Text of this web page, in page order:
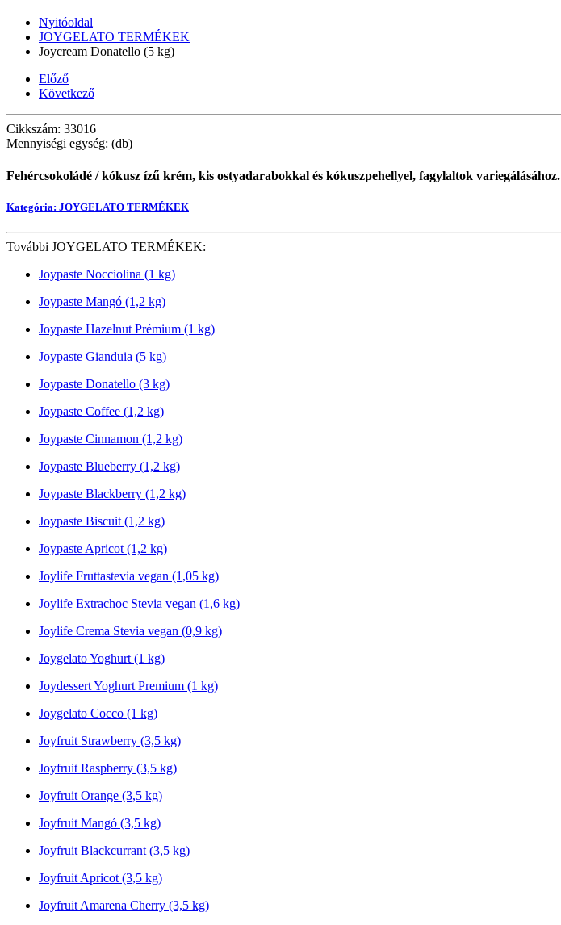
Nyitóoldal
JOYGELATO TERMÉKEK
Joycream Donatello (5 kg)
Előző
Következő
Cikkszám: 33016
Mennyiségi egység: (db)
Fehércsokoládé / kókusz ízű krém, kis ostyadarabokkal és kókuszpehellyel, fagylaltok variegálásához.
Kategória: JOYGELATO TERMÉKEK
További JOYGELATO TERMÉKEK:
Joypaste Nocciolina (1 kg)
Joypaste Mangó (1,2 kg)
Joypaste Hazelnut Prémium (1 kg)
Joypaste Gianduia (5 kg)
Joypaste Donatello (3 kg)
Joypaste Coffee (1,2 kg)
Joypaste Cinnamon (1,2 kg)
Joypaste Blueberry (1,2 kg)
Joypaste Blackberry (1,2 kg)
Joypaste Biscuit (1,2 kg)
Joypaste Apricot (1,2 kg)
Joylife Fruttastevia vegan (1,05 kg)
Joylife Extrachoc Stevia vegan (1,6 kg)
Joylife Crema Stevia vegan (0,9 kg)
Joygelato Yoghurt (1 kg)
Joydessert Yoghurt Premium (1 kg)
Joygelato Cocco (1 kg)
Joyfruit Strawberry (3,5 kg)
Joyfruit Raspberry (3,5 kg)
Joyfruit Orange (3,5 kg)
Joyfruit Mangó (3,5 kg)
Joyfruit Blackcurrant (3,5 kg)
Joyfruit Apricot (3,5 kg)
Joyfruit Amarena Cherry (3,5 kg)